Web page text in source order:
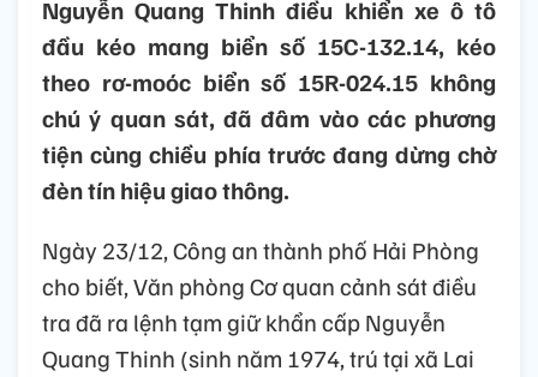
Nguyễn Quang Thinh điều khiển xe ô tô
đầu kéo mang biển số 15C-132.14, kéo
theo rơ-moóc biển số 15R-024.15 không
chú ý quan sát, đã đâm vào các phương
tiện cùng chiều phía trước đang dừng chờ
đèn tín hiệu giao thông.
Ngày 23/12, Công an thành phố Hải Phòng
cho biết, Văn phòng Cơ quan cảnh sát điều
tra đã ra lệnh tạm giữ khẩn cấp Nguyễn
Quang Thinh (sinh năm 1974, trú tại xã Lai